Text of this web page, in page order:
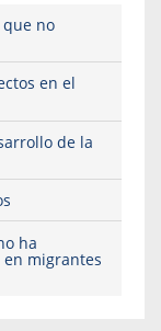
que no
en el
de la
ha
migrantes